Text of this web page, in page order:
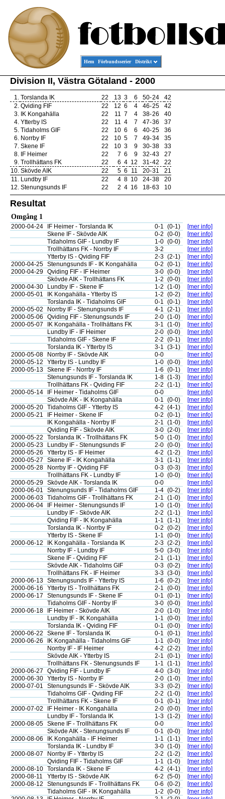
Hem Förbundsserier Distrikt
Division II, Västra Götaland - 2000
1. Torslanda IK 22 13 3 6 50-24
42
2. Qviding FIF 22 12 6 4 46-25
42
3. IK Kongahälla 22 11 7 4 38-26
40
4. Ytterby IS 22 11 4 7 47-36
37
5. Tidaholms GIF 22 10 6 6 40-25
36
6. Norrby IF 22 10 5 7 49-34
35
7. Skene IF 22 10 3 9 30-38
33
8. IF Heimer 22 7 6 9 32-43
27
9. Trollhättans FK 22 6 4 12 31-42
22
10. Skövde AIK 22 5 6 11 20-31
21
11. Lundby IF 22 4 8 10 24-38
20
12. Stenungsunds IF 22 2 4 16 18-63 10
Resultat
Omgång 1
2000-04-24 IF Heimer - Torslanda IK 0-1 (0-1)
[mer info]
Skene IF - Skövde AIK
0-2 (0-0)
[mer info]
Tidaholms GIF - Lundby IF
1-0 (0-0)
[mer info]
Trollhättans FK - Norrby IF
3-2
[mer info]
Ytterby IS - Qviding FIF
2-3 (2-1)
[mer info]
2000-04-25 Stenungsunds IF - IK Kongahälla 0-2 (0-1)
[mer info]
2000-04-29 Qviding FIF - IF Heimer 3-0 (0-0)
[mer info]
Skövde AIK - Trollhättans FK
1-2 (0-0)
[mer info]
2000-04-30
Lundby IF - Skene IF 1-2 (1-0)
[mer info]
2000-05-01
IK Kongahälla - Ytterby IS 1-2 (0-2)
[mer info]
Torslanda IK - Tidaholms GIF
0-1 (0-1)
[mer info]
2000-05-02
Norrby IF - Stenungsunds IF 4-1 (2-1)
[mer info]
2000-05-06
Qviding FIF - Stenungsunds IF 2-0 (1-0)
[mer info]
2000-05-07
IK Kongahälla - Trollhättans FK 3-1 (1-0)
[mer info]
Lundby IF - IF Heimer
2-0 (0-0)
[mer info]
Tidaholms GIF - Skene IF
2-2 (0-1)
[mer info]
Torslanda IK - Ytterby IS
3-1 (3-1)
[mer info]
2000-05-08
Norrby IF - Skövde AIK 0-0
[mer info]
2000-05-12
Ytterby IS - Lundby IF 1-0 (0-0)
[mer info]
2000-05-13 Skene IF - Norrby IF 1-6 (0-1)
[mer info]
Stenungsunds IF - Torslanda IK
1-8 (1-3)
[mer info]
Trollhättans FK - Qviding FIF
2-2 (1-1)
[mer info]
2000-05-14
IF Heimer - Tidaholms GIF 0-0
[mer info]
Skövde AIK - IK Kongahälla
0-1 (0-0)
[mer info]
2000-05-20 Tidaholms GIF - Ytterby IS 4-2 (4-1)
[mer info]
2000-05-21
IF Heimer - Skene IF 0-2 (0-1)
[mer info]
IK Kongahälla - Norrby IF
2-1 (1-0)
[mer info]
Qviding FIF - Skövde AIK
3-0 (2-0)
[mer info]
2000-05-22
Torslanda IK - Trollhättans FK 5-0 (1-0)
[mer info]
2000-05-23
Lundby IF - Stenungsunds IF 2-0 (0-0)
[mer info]
2000-05-26
Ytterby IS - IF Heimer 4-2 (1-2)
[mer info]
2000-05-27
Skene IF - IK Kongahälla 3-1 (1-1)
[mer info]
2000-05-28
Norrby IF - Qviding FIF 0-3 (0-3)
[mer info]
Trollhättans FK - Lundby IF
1-0 (0-0)
[mer info]
2000-05-29 Skövde AIK - Torslanda IK 0-0
[mer info]
2000-06-01
Stenungsunds IF - Tidaholms GIF 1-4 (0-2)
[mer info]
2000-06-03 Tidaholms GIF - Trollhättans FK 2-1 (1-0)
[mer info]
2000-06-04
IF Heimer - Stenungsunds IF 1-0 (1-0)
[mer info]
Lundby IF - Skövde AIK
2-2 (1-1)
[mer info]
Qviding FIF - IK Kongahälla
1-1 (1-1)
[mer info]
Torslanda IK - Norrby IF
0-2 (0-2)
[mer info]
Ytterby IS - Skene IF
1-1 (0-0)
[mer info]
2000-06-12
IK Kongahälla - Torslanda IK 2-3 (2-2)
[mer info]
Norrby IF - Lundby IF
5-0 (3-0)
[mer info]
Skene IF - Qviding FIF
2-1 (1-1)
[mer info]
Skövde AIK - Tidaholms GIF
0-3 (0-2)
[mer info]
Trollhättans FK - IF Heimer
3-3 (3-0)
[mer info]
2000-06-13 Stenungsunds IF - Ytterby IS 1-6 (0-2)
[mer info]
2000-06-16
Ytterby IS - Trollhättans FK 2-1 (0-0)
[mer info]
2000-06-17
Stenungsunds IF - Skene IF 0-1 (0-1)
[mer info]
Tidaholms GIF - Norrby IF
3-0 (0-0)
[mer info]
2000-06-18
IF Heimer - Skövde AIK 2-0 (1-0)
[mer info]
Lundby IF - IK Kongahälla
1-1 (0-0)
[mer info]
Torslanda IK - Qviding FIF
0-1 (0-0)
[mer info]
2000-06-22
Skene IF - Torslanda IK 0-1 (0-1)
[mer info]
2000-06-26
IK Kongahälla - Tidaholms GIF 1-1 (0-0)
[mer info]
Norrby IF - IF Heimer
4-2 (2-2)
[mer info]
Skövde AIK - Ytterby IS
2-1 (0-1)
[mer info]
Trollhättans FK - Stenungsunds IF
1-1 (1-1)
[mer info]
2000-06-27
Qviding FIF - Lundby IF 4-0 (3-0)
[mer info]
2000-06-30 Ytterby IS - Norrby IF 2-0 (1-0)
[mer info]
2000-07-01
Stenungsunds IF - Skövde AIK 3-3 (0-2)
[mer info]
Tidaholms GIF - Qviding FIF
2-2 (1-0)
[mer info]
Trollhättans FK - Skene IF
0-1 (0-1)
[mer info]
2000-07-02
IF Heimer - IK Kongahälla 2-0 (0-0)
[mer info]
Lundby IF - Torslanda IK
1-3 (1-2)
[mer info]
2000-08-05 Skene IF - Trollhättans FK 0-0
[mer info]
Skövde AIK - Stenungsunds IF
0-1 (0-0)
[mer info]
2000-08-06
IK Kongahälla - IF Heimer 1-1 (1-1)
[mer info]
Torslanda IK - Lundby IF
3-0 (1-0)
[mer info]
2000-08-07
Norrby IF - Ytterby IS 2-2 (1-2)
[mer info]
Qviding FIF - Tidaholms GIF
1-1 (1-0)
[mer info]
2000-08-10 Torslanda IK - Skene IF 4-2 (4-1)
[mer info]
2000-08-11
Ytterby IS - Skövde AIK 6-2 (5-0)
[mer info]
2000-08-12
Stenungsunds IF - Trollhättans FK 0-6 (0-2)
[mer info]
Tidaholms GIF - IK Kongahälla
1-2 (0-0)
[mer info]